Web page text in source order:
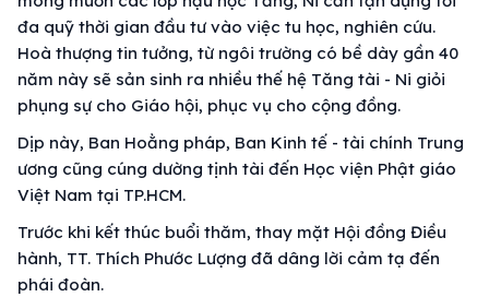
đa quỹ thời gian đầu tư vào việc tu học, nghiên cứu.
Hoà thượng tin tưởng, từ ngôi trường có bề dày gần 40
năm này sẽ sản sinh ra nhiều thế hệ Tăng tài - Ni giỏi
phụng sự cho Giáo hội, phục vụ cho cộng đồng.
Dịp này, Ban Hoằng pháp, Ban Kinh tế - tài chính Trung
ương cũng cúng dường tịnh tài đến Học viện Phật giáo
Việt Nam tại TP.HCM.
Trước khi kết thúc buổi thăm, thay mặt Hội đồng Điều
hành, TT. Thích Phước Lượng đã dâng lời cảm tạ đến
phái đoàn.